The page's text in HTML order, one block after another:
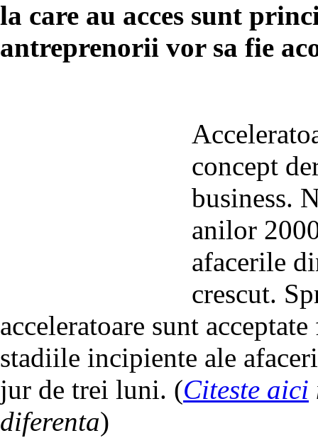
la care au acces sunt
antreprenorii vor sa fie
concept
business.
anilor
afacerile
crescut.
acceleratoare sunt
stadiile incipiente ale
jur de trei luni. (Citeste aici
diferenta)